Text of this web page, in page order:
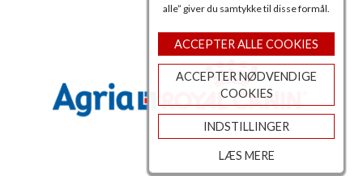
alle” giver du samtykke til disse formål.
ACCEPTER ALLE COOKIES
ACCEPTER NØDVENDIGE
COOKIES
INDSTILLINGER
LÆS MERE